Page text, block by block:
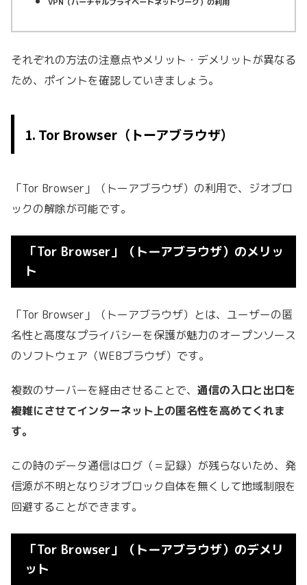
それぞれの方法の注意点やメリット・デメリットが異なる
ため、ポイントを確認していきましょう。
1. Tor Browser（トーアブラウザ）
「Tor Browser」（トーアブラウザ）の利用で、ジオブロ
ックの解除が可能です。
「Tor Browser」（トーアブラウザ）のメリッ
ト
「Tor Browser」（トーアブラウザ）とは、ユーザーの匿
名性と高度なプライバシーを保護が魅力のオープンソース
のソフトウェア（WEBブラウザ）です。
複数のサーバーを経由させることで、 通信の入口と出口を
複雑にさせてインターネット上の匿名性を高めてくれま
す。
この時のデータ通信はログ（＝記録）が残らないため、発
信源が不明となりジオブロック自体を無くして地域制限を
回避することができます。
「Tor Browser」（トーアブラウザ）のデメリ
ット